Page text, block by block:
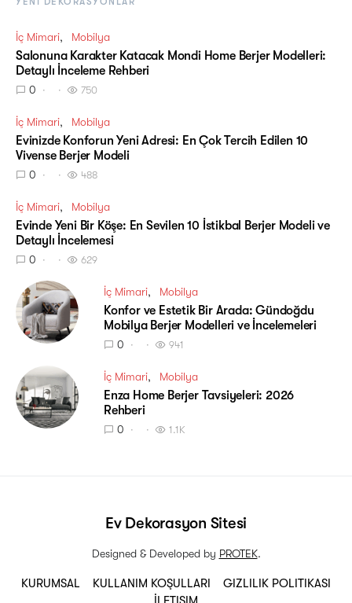
İç Mimari Mobilya
Salonuna Karakter Katacak Mondi Home Berjer Modelleri:
Detaylı İnceleme Rehberi
0 750
İç Mimari Mobilya
Evinizde Konforun Yeni Adresi: En Çok Tercih Edilen 10
Vivense Berjer Modeli
0 488
İç Mimari Mobilya
Evinde Yeni Bir Köşe: En Sevilen 10 İstikbal Berjer Modeli ve
Detaylı İncelemesi
0 629
İç Mimari Mobilya
Konfor ve Estetik Bir Arada: Gündoğdu
Mobilya Berjer Modelleri ve İncelemeleri
0 941
İç Mimari Mobilya
Enza Home Berjer Tavsiyeleri: 2026
Rehberi
0 1.1K
KURUMSAL KULLANIM KOŞULLARI
GIZLILIK POLITIKASI
Ev Dekorasyon Sitesi
Designed & Developed by PROTEK.